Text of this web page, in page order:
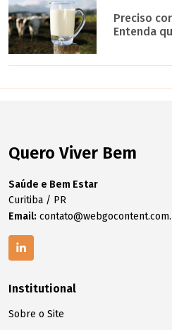
Preciso
Entenda
Quero Viver Bem
Saúde e Bem Estar
Curitiba / PR
Email:
Institutional
Sobre o Site